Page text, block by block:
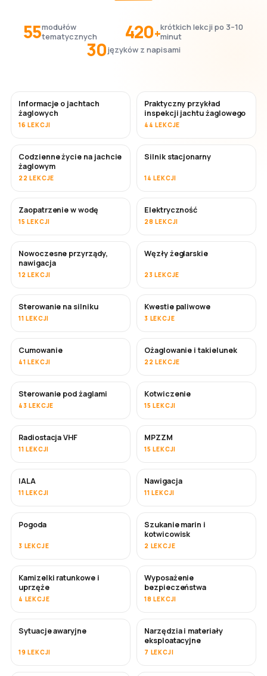
55modułów
tematycznych
420+krótkich lekcji po 3–10
minut
30języków z napisami
Informacje o jachtach
żaglowych
16 LEKCJI
Praktyczny przykład
inspekcji jachtu żaglowego
44 LEKCJE
Codzienne życie na jachcie
żaglowym
22 LEKCJE
Silnik stacjonarny
14 LEKCJI
Zaopatrzenie w wodę
15 LEKCJI
Elektryczność
28 LEKCJI
Nowoczesne przyrządy,
nawigacja
12 LEKCJI
Węzły żeglarskie
23 LEKCJE
Sterowanie na silniku
11 LEKCJI
Kwestie paliwowe
3 LEKCJE
Cumowanie
41 LEKCJI
Ożaglowanie i takielunek
22 LEKCJE
Sterowanie pod żaglami
43 LEKCJE
Kotwiczenie
15 LEKCJI
Radiostacja VHF
11 LEKCJI
MPZZM
15 LEKCJI
IALA
11 LEKCJI
Nawigacja
11 LEKCJI
Pogoda
3 LEKCJE
Szukanie marin i
kotwicowisk
2 LEKCJE
Kamizelki ratunkowe i
uprzęże
4 LEKCJE
Wyposażenie
bezpieczeństwa
18 LEKCJI
Sytuacje awaryjne
19 LEKCJI
Narzędzia i materiały
eksploatacyjne
7 LEKCJI